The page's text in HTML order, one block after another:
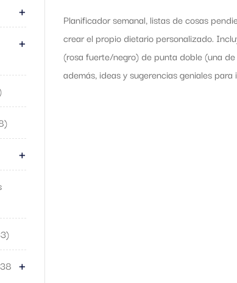
+
+
+
+
Planificador semanal, listas de cosas
crear el propio dietario personalizado.
(rosa fuerte/negro) de punta doble (una
además, ideas y sugerencias geniales